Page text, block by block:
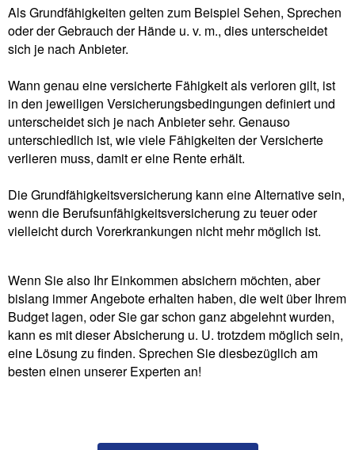
Als Grundfähigkeiten gelten zum Beispiel Sehen, Sprechen
oder der Gebrauch der Hände u. v. m., dies unterscheidet
sich je nach Anbieter.
Wann genau eine versicherte Fähigkeit als verloren gilt, ist
in den jeweiligen Versicherungsbedingungen definiert und
unterscheidet sich je nach Anbieter sehr. Genauso
unterschiedlich ist, wie viele Fähigkeiten der Versicherte
verlieren muss, damit er eine Rente erhält.
Die Grundfähigkeitsversicherung kann eine Alternative sein,
wenn die Berufsunfähigkeitsversicherung zu teuer oder
vielleicht durch Vorerkrankungen nicht mehr möglich ist.
Wenn Sie also Ihr Einkommen absichern möchten, aber
bislang immer Angebote erhalten haben, die weit über Ihrem
Budget lagen, oder Sie gar schon ganz abgelehnt wurden,
kann es mit dieser Absicherung u. U. trotzdem möglich sein,
eine Lösung zu finden. Sprechen Sie diesbezüglich am
besten einen unserer Experten an!